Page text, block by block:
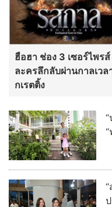
ฮือฮา ช่อง 3 เซอร์ไพร
ละครลึกลับผ่านกาลเว
กเรตติ้ง